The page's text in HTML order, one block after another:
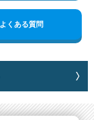
よくある質問